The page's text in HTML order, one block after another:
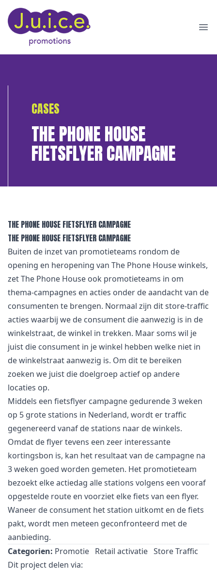
CASES
THE PHONE HOUSE
FIETSFLYER CAMPAGNE
THE PHONE HOUSE FIETSFLYER CAMPAGNE
THE PHONE HOUSE FIETSFLYER CAMPAGNE
Buiten de inzet van promotieteams rondom de
opening en heropening van The Phone House winkels,
zet The Phone House ook promotieteams in om
thema-campagnes en acties onder de aandacht van de
consumenten te brengen. Normaal zijn dit store-traffic
acties waarbij we de consument die aanwezig is in de
winkelstraat, de winkel in trekken. Maar soms wil je
juist die consument in je winkel hebben welke niet in
de winkelstraat aanwezig is. Om dit te bereiken
zoeken we juist die doelgroep actief op andere
locaties op.
Middels een fietsflyer campagne gedurende 3 weken
op 5 grote stations in Nederland, wordt er traffic
gegenereerd vanaf de stations naar de winkels.
Omdat de flyer tevens een zeer interessante
kortingsbon is, kan het resultaat van de campagne na
3 weken goed worden gemeten. Het promotieteam
bezoekt elke actiedag alle stations volgens een vooraf
opgestelde route en voorziet elke fiets van een flyer.
Waneer de consument het station uitkomt en de fiets
pakt, wordt men meteen geconfronteerd met de
aanbieding.
Categorien: Promotie Retail activatie Store Traffic
Dit project delen via: